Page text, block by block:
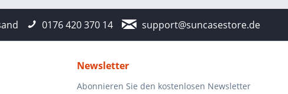
0176 420 370 14 support@suncasestore.de
Newsletter
Abonnieren Sie den kostenlosen Newsletter